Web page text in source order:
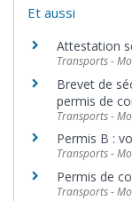
Et aussi
Attestation
Transports -
Brevet de
permis de
Transports -
Permis B :
Transports -
Permis de
Transports -